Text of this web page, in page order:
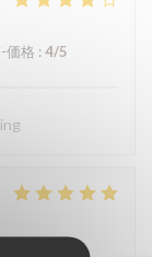
価格 : 4/5